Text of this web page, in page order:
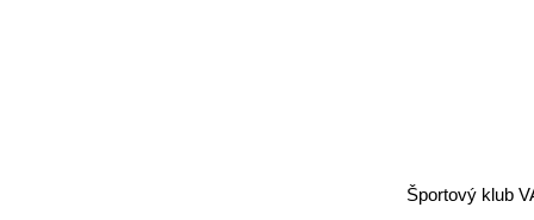
Športový klub